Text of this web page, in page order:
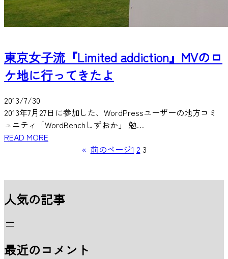
東京女子流『Limited addiction』MVのロ
ケ地に行ってきたよ
2013/7/30
2013年7月27日に参加した、WordPressユーザーの地方コミ
ュニティ「WordBenchしずおか」 勉…
READ MORE
« 前のページ1 2 3
人気の記事
最近のコメント